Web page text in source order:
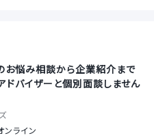
お悩み相談から企業紹介まで
ドバイザーと個別面談しません
ンライン